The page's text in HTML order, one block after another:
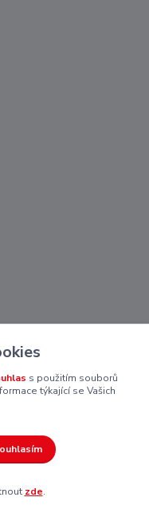
rychle.cz
s použitím souborů
týkající se Vašich
zde.